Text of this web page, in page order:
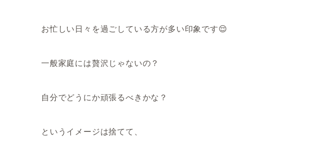
お忙しい日々を過ごしている方が多い印象です😌
一般家庭には贅沢じゃないの？
自分でどうにか頑張るべきかな？
というイメージは捨てて、